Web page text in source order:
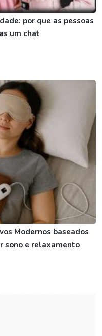
por que as pessoas
um chat
Modernos baseados
sono e relaxamento